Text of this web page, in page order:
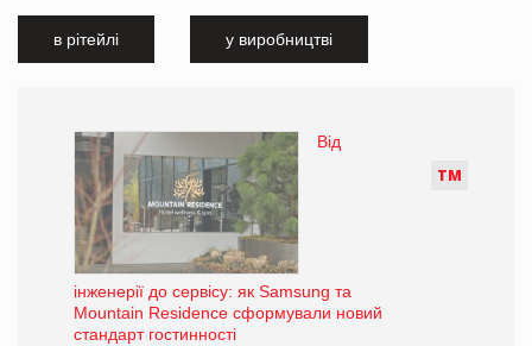
в рітейлі у виробництві
ТМ
Від
інженерії до сервісу: як Samsung та
Mountain Residence сформували новий
стандарт гостинності